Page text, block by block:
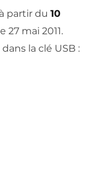
partir du 10
27 mai 2011.
la clé USB :